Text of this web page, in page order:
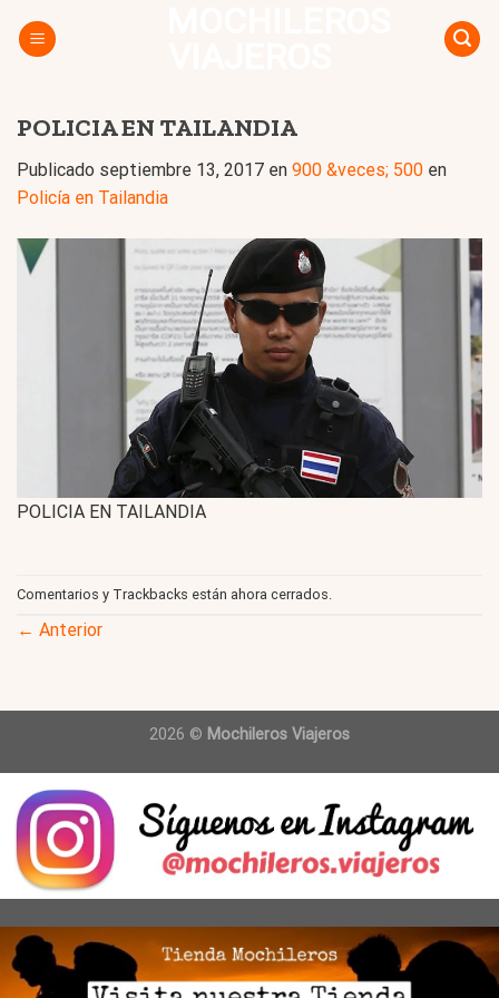
POLICIA EN TAILANDIA
Publicado septiembre 13, 2017 en 900 &veces; 500 en
Policía en Tailandia
POLICIA EN TAILANDIA
Comentarios y Trackbacks están ahora cerrados.
← Anterior
2026 © Mochileros Viajeros